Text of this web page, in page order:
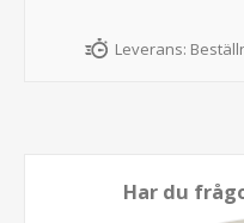
Leverans:
Har du